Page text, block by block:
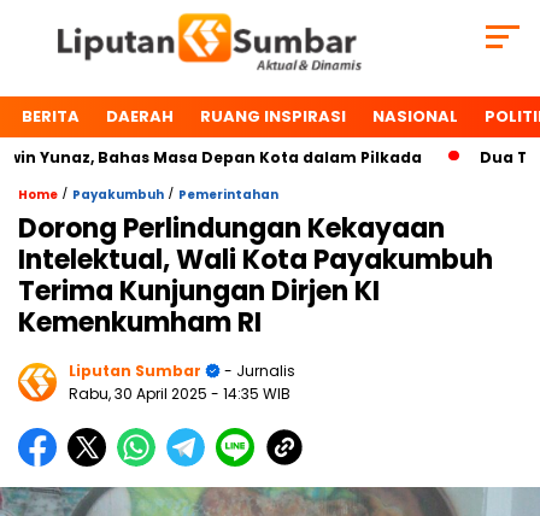
BERITA DAERAH RUANG INSPIRASI NASIONAL
Bahas Masa Depan Kota dalam Pilkada Dua Tokoh
Home / Payakumbuh / Pemerintahan
Dorong Perlindungan Kekayaan
Intelektual, Wali Kota Payakumbuh
Terima Kunjungan Dirjen KI
Kemenkumham RI
Liputan Sumbar
- Jurnalis
Rabu, 30 April 2025 - 14:35 WIB